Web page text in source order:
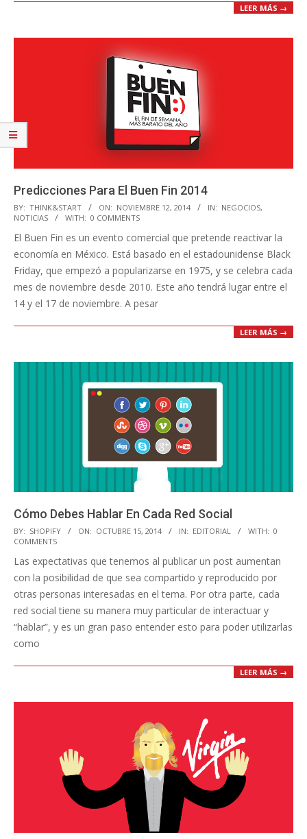
LEER MÁS →
Predicciones Para El Buen Fin 2014
2014-
11-
12
BY: THINK&START ON: NOVIEMBRE 12, 2014 IN: NEGOCIOS,
NOTICIAS
WITH: 0 COMMENTS
El Buen Fin es un evento comercial que pretende reactivar la
economía en México. Está basado en el estadounidense Black
Friday, que empezó a popularizarse en 1975, y se celebra cada
mes de noviembre desde 2010. Este año tendrá lugar entre el
14 y el 17 de noviembre. A pesar
LEER MÁS →
Cómo Debes Hablar En Cada Red Social
2014-
10-
15
BY: SHOPIFY ON: OCTUBRE 15, 2014 IN: EDITORIAL WITH: 0
COMMENTS
Las expectativas que tenemos al publicar un post aumentan
con la posibilidad de que sea compartido y reproducido por
otras personas interesadas en el tema. Por otra parte, cada
red social tiene su manera muy particular de interactuar y
“hablar”, y es un gran paso entender esto para poder utilizarlas
como
LEER MÁS →